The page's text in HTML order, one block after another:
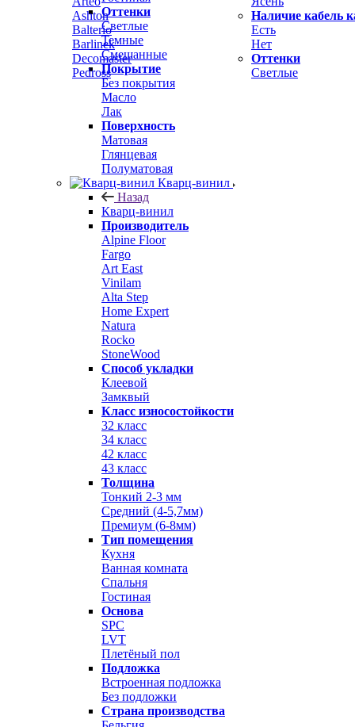
Ashton
Balterio
Barlinek
Decomaster
Pedross
Наличие кабель
Есть
Нет
Оттенки
Светлые
Оттенки
Светлые
Темные
Смешанные
Покрытие
Без покрытия
Масло
Лак
Поверхность
Матовая
Глянцевая
Полуматовая
Кварц-винил
Назад
Кварц-винил
Производитель
Alpine Floor
Fargo
Art East
Vinilam
Alta Step
Home Expert
Natura
Rocko
StoneWood
Способ укладки
Клеевой
Замквый
Класс износостойкости
32 класс
34 класс
42 класс
43 класс
Толщина
Тонкий 2-3 мм
Средний (4-5,7мм)
Премиум (6-8мм)
Тип помещения
Кухня
Ванная комната
Спальня
Гостиная
Основа
SPC
LVT
Плетёный пол
Подложка
Встроенная подложка
Без подложки
Страна производства